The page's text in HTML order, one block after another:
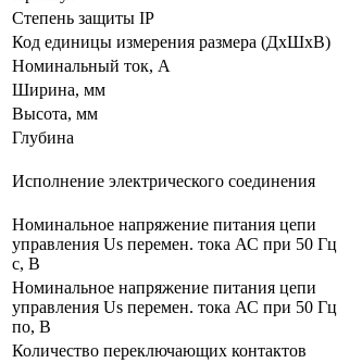
Степень защиты IP
Код единицы измерения размера (ДхШхВ)
Номинальный ток, А
Ширина, мм
Высота, мм
Глубина
Исполнение электрического соединения
Номинальное напряжение питания цепи
управления Us перемен. тока АС при 50 Гц
с, В
Номинальное напряжение питания цепи
управления Us перемен. тока АС при 50 Гц
по, В
Количество переключающих контактов